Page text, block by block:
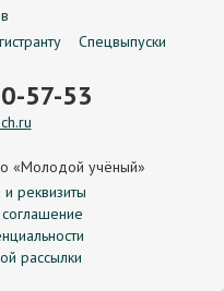
Спецвыпуски
57-53
«Молодой учёный»
реквизиты
рассылки